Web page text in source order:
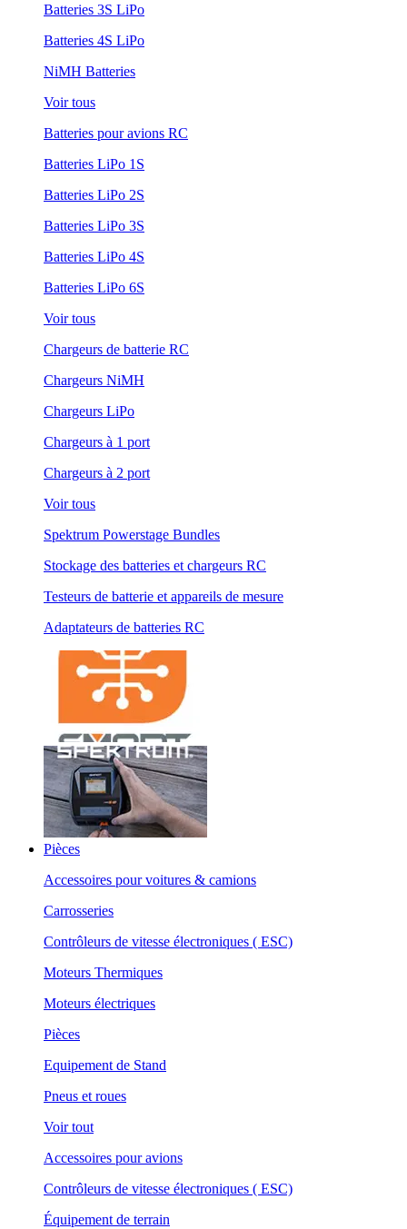
Batteries 3S LiPo
Batteries 4S LiPo
NiMH Batteries
Voir tous
Batteries pour avions RC
Batteries LiPo 1S
Batteries LiPo 2S
Batteries LiPo 3S
Batteries LiPo 4S
Batteries LiPo 6S
Voir tous
Chargeurs de batterie RC
Chargeurs NiMH
Chargeurs LiPo
Chargeurs à 1 port
Chargeurs à 2 port
Voir tous
Spektrum Powerstage Bundles
Stockage des batteries et chargeurs RC
Testeurs de batterie et appareils de mesure
Adaptateurs de batteries RC
Pièces
Accessoires pour voitures & camions
Carrosseries
Contrôleurs de vitesse électroniques ( ESC)
Moteurs Thermiques
Moteurs électriques
Pièces
Equipement de Stand
Pneus et roues
Voir tout
Accessoires pour avions
Contrôleurs de vitesse électroniques ( ESC)
Équipement de terrain